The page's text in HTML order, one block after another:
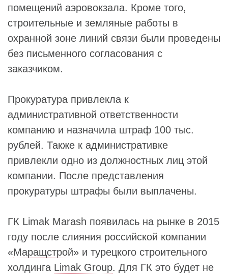
помещений аэровокзала. Кроме того,
строительные и земляные работы в
охранной зоне линий связи были проведены
без письменного согласования с
заказчиком.
Прокуратура привлекла к
административной ответственности
компанию и назначила штраф 100 тыс.
рублей. Также к административке
привлекли одно из должностных лиц этой
компании. После представления
прокуратуры штрафы были выплачены.
ГК Limak Marash появилась на рынке в 2015
году после слияния российской компании
«Маращстрой» и турецкого строительного
холдинга Limak Group. Для ГК это будет не